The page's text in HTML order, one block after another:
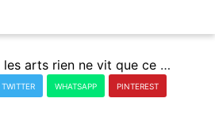
Dans les arts rien ne vit que ce qui donne continuellement du plaisir.
TWITTER WHATSAPP PINTEREST